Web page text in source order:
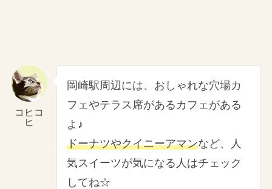
コヒコ
ヒ
岡崎駅周辺には、おしゃれな穴場カ
フェやテラス席があるカフェがある
よ♪
ドーナツやクイニーアマンなど、人
気スイーツが気になる人はチェック
してね☆